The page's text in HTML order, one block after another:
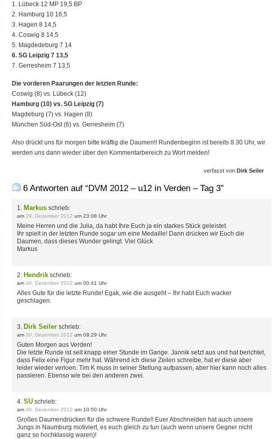
1. Lübeck 12 MP 19,5 BP
2. Hamburg 10 16,5
3. Hagen 8 14,5
4. Coswig 8 14,5
5. Magdedeburg 7 14
6. SG Leipzig 7 13,5
7. Gerresheim 7 13,5
Die vorderen Paarungen der letzten Runde:
Coswig (8) vs. Lübeck (12)
Hamburg (10) vs. SG Leipzig (7)
Magdeburg (7) vs. Hagen (8)
München Süd-Ost (6) vs. Gerresheim (7)
Also drückt uns für morgen bitte kräftig die Daumen!! Rundenbeginn ist bereits 8.30 Uhr, wir
werden uns dann wieder über den Kommentarbereich zu Wort melden!
verfasst von Dirk Seiler
6 Antworten auf “DVM 2012 – u12 in Verden – Tag 3”
1. Markus schrieb:
am 29. Dezember 2012 um 23:08 Uhr
Meine Herren und die Julia, da habt Ihre Euch ja ein starkes Stück geleistet.
Ihr spielt in der letzten Runde sogar um eine Medaille! Dann drücken wir Euch die
Daumen, dass dieses Wunder gelingt. Viel Glück
Markus
2. Hendrik schrieb:
am 30. Dezember 2012 um 00:41 Uhr
Alles Gute für die letzte Runde! Egak, wie die ausgeht – Ihr habt Euch wacker
geschlagen.
3. Dirk Seiler schrieb:
am 30. Dezember 2012 um 09:29 Uhr
Guten Morgen aus Verden!
Die letzte Runde ist seit knapp einer Stunde im Gange. Jannik setzt aus und hat berichtet,
dass Felix eine Figur mehr hat. Während ich diese Zeilen schreibe, hat er diese aber
leider wieder verloen. Tim K muss in seiner Stellung aufpassen, aber hier kann noch alles
passieren. Ebenso wie bei den anderen zwei.
4. SU schrieb:
am 30. Dezember 2012 um 10:50 Uhr
Großes Daumendrücken für die schwere Runde!! Euer Abschneiden hat auch unsere
Jungs in Naumburg motiviert, es euch gleich zu tun (auch wenn unsere Gegner nicht
ganz so hochklassig waren)!